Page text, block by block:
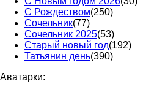
С Рождеством(250)
Сочельник(77)
Сочельник 2025(53)
Старый новый год(192)
Татьянин день(390)
Аватарки: